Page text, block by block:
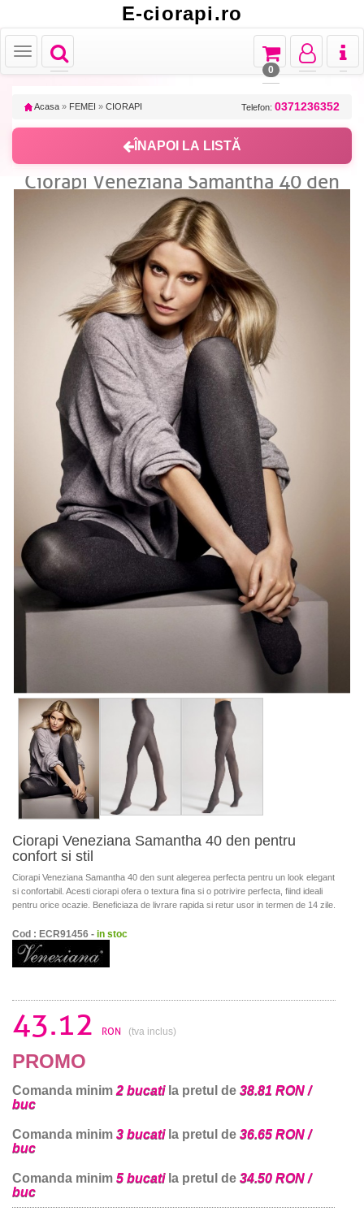
E-ciorapi.ro
Toggle
navigation
Toggle
Toggle
navigation
Toggle
navigation
Toggle
navigation
0
Acasa » FEMEI » CIORAPI Telefon: 0371236352
ÎNAPOI LA LISTĂ
Ciorapi Veneziana Samantha 40 den
Ciorapi Veneziana Samantha 40 den pentru
confort si stil
Ciorapi Veneziana Samantha 40 den sunt alegerea perfecta pentru un look elegant
si confortabil. Acesti ciorapi ofera o textura fina si o potrivire perfecta, fiind ideali
pentru orice ocazie. Beneficiaza de livrare rapida si retur usor in termen de 14 zile.
Cod : ECR91456 - in stoc
43.12 RON (tva inclus)
PROMO
Comanda minim 2 bucatila pretul de 38.81 RON /
buc
Comanda minim 3 bucatila pretul de 36.65 RON /
buc
Comanda minim 5 bucatila pretul de 34.50 RON /
buc